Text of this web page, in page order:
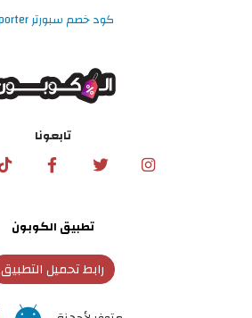
كود خصم سبورتر Sporter
تابعونا
تطبيق الكوبون
رابط تحميل التطبيق